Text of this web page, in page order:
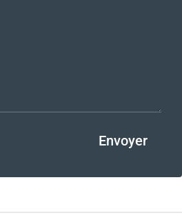
Envoyer